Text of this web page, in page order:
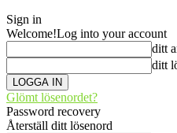
Sign in
Welcome!Log into your account
ditt
ditt
Glömt lösenordet?
Password recovery
Återställ ditt lösenord